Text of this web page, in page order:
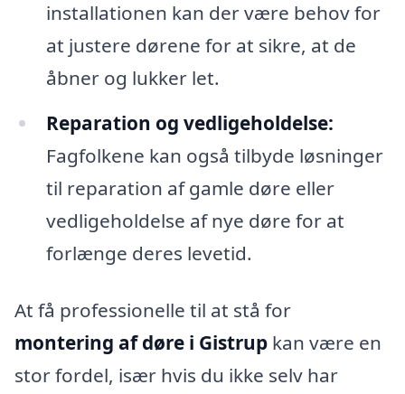
installationen kan der være behov for
at justere dørene for at sikre, at de
åbner og lukker let.
Reparation og vedligeholdelse:
Fagfolkene kan også tilbyde løsninger
til reparation af gamle døre eller
vedligeholdelse af nye døre for at
forlænge deres levetid.
At få professionelle til at stå for
montering af døre i Gistrup kan være en
stor fordel, især hvis du ikke selv har